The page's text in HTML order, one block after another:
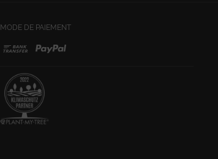
MODE DE PAIEMENT